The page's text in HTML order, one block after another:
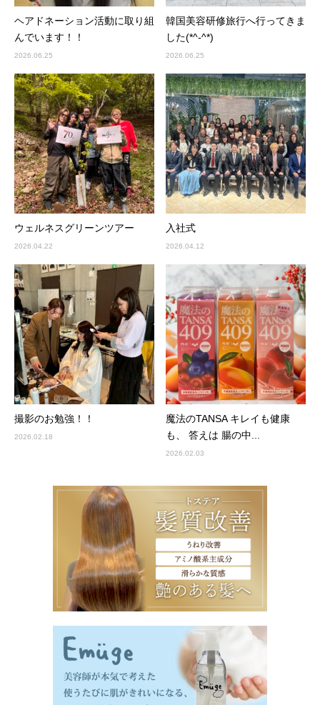
ヘアドネーション活動に取り組
んでいます！！
2026.06.25
韓国美容研修旅行へ行ってきま
した(*^-^*)
2026.06.25
ウェルネスグリーンツアー
2026.04.22
入社式
2026.04.12
撮影のお勉強！！
2026.02.18
魔法のTANSA キレイも健康
も、 答えは 腸の中...
2026.02.03